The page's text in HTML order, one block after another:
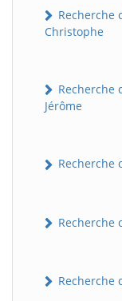
Recherche
Christophe
Recherche
Jérôme
Recherche
Recherche
Recherche